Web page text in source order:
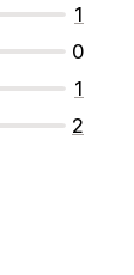
1
0
1
2